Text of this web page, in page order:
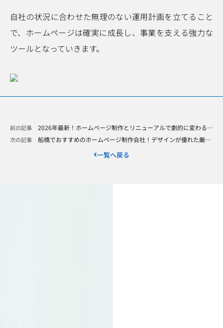
自社の状況に合わせた無理のない運用計画を立てること
で、ホームページは確実に成長し、事業を支える強力な
ツールとなっていきます。
前の記事 2026年最新！ホームページ制作とリニューアルで劇的に変わるブランディング戦略とユーザビリティの極意
次の記事 船橋でおすすめのホームページ制作会社！デザインが優れた厳選5社
一覧へ戻る